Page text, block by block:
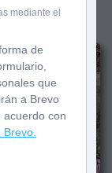
mediante el
de
que
a Brevo
acuerdo con